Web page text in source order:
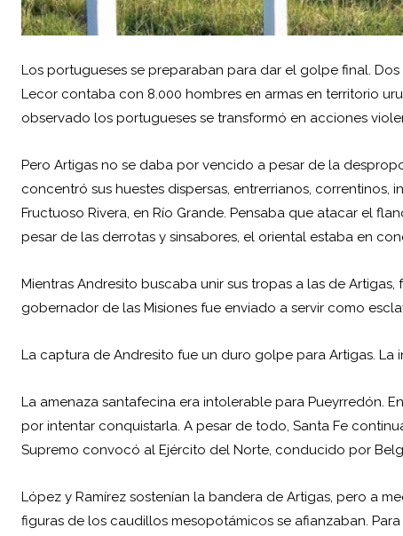
Los portugueses se preparaban para dar el golpe final.
Lecor contaba con 8.000 hombres en armas en territorio
observado los portugueses se transformó en acciones
Pero Artigas no se daba por vencido a pesar de la
concentró sus huestes dispersas, entrerrianos, correntinos,
Fructuoso Rivera, en Río Grande. Pensaba que atacar el
pesar de las derrotas y sinsabores, el oriental estaba en
Mientras Andresito buscaba unir sus tropas a las de
gobernador de las Misiones fue enviado a servir como
La captura de Andresito fue un duro golpe para Artigas.
La amenaza santafecina era intolerable para Pueyrredón.
por intentar conquistarla. A pesar de todo, Santa Fe
Supremo convocó al Ejército del Norte, conducido por
López y Ramírez sostenían la bandera de Artigas, pero a
figuras de los caudillos mesopotámicos se afianzaban.